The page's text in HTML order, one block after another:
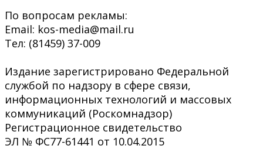
По вопросам рекламы:
Email: kos-media@mail.ru
Тел: (81459) 37-009
Издание зарегистрировано Федеральной
службой по надзору в сфере связи,
информационных технологий и массовых
коммуникаций (Роскомнадзор)
Регистрационное свидетельство
ЭЛ № ФС77-61441 от 10.04.2015